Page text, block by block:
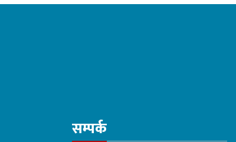
सम्पर्क